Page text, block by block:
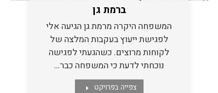
ברמת גן
המשפחה היקרה מרמת גן הגיעה אלי
לפגישת ייעוץ בעקבות המלצה של
לקוחות מרוצים. כשהגעתי לפגישה
נוכחתי לדעת כי המשפחה כבר…
צפייה בפרויקט